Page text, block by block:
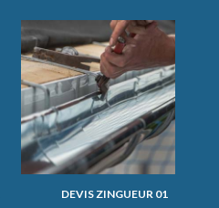
DEVIS ZINGUEUR 01